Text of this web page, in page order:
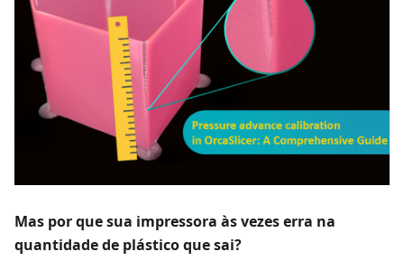
Mas por que sua impressora às vezes erra na
quantidade de plástico que sai?